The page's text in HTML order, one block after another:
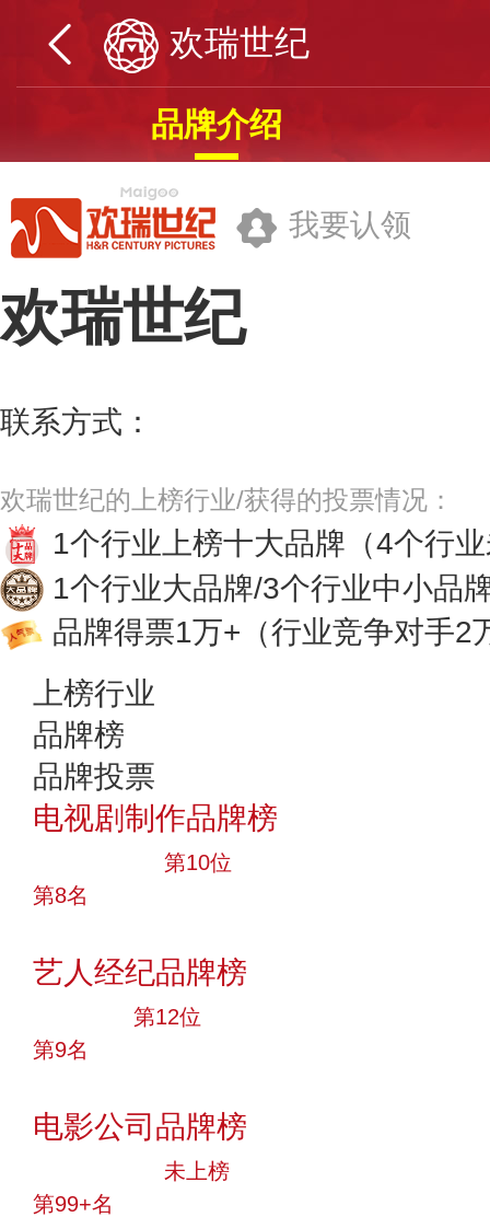
欢瑞世纪
品牌介绍
我要认领
欢瑞世纪
联系方式：
欢瑞世纪的上榜行业/获得的投票情况：
1个行业上榜十大品牌 （4个行
1个行业大品牌/3个行业中小品
品牌得票1万+ （行业竞争对手2
上榜行业
品牌榜
品牌投票
电视剧制作品牌榜
第10位
第8名
艺人经纪品牌榜
第12位
第9名
电影公司品牌榜
未上榜
第99+名